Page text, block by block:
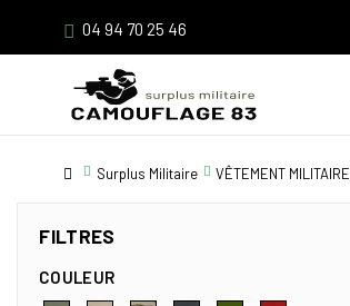
04 94 70 25 46
Surplus Militaire VÊTEMENT MILITAIRE
FILTRES
COULEUR